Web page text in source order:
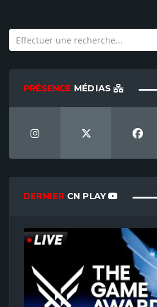
PRÉSENCE MÉDIAS
DERNIER CN PLAY